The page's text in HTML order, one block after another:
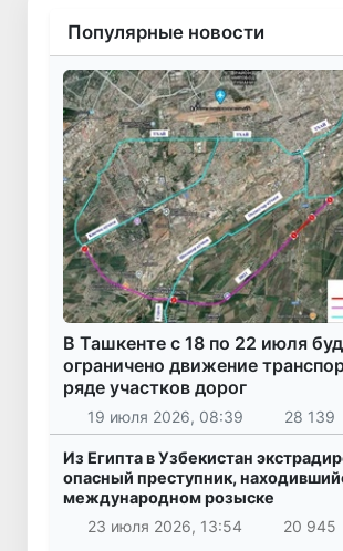
Популярные новости
В Ташкенте с 18 по 22 июля
ограничено движение
ряде участков дорог
19 июля 2026, 08:39 28 139
Из Египта в Узбекистан
опасный преступник,
международном розыске
23 июля 2026, 13:54
20 945